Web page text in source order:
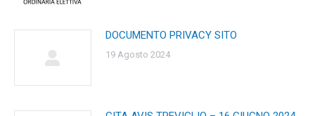
DOCUMENTO PRIVACY SITO
19 Agosto 2024